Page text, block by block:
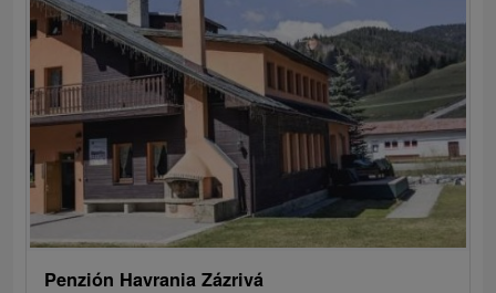
Penzión Havrania Zázrivá